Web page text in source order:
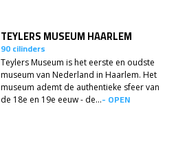
TEYLERS MUSEUM HAARLEM
90 cilinders
Teylers Museum is het eerste en oudste
museum van Nederland in Haarlem. Het
museum ademt de authentieke sfeer van
de 18e en 19e eeuw - de...- OPEN